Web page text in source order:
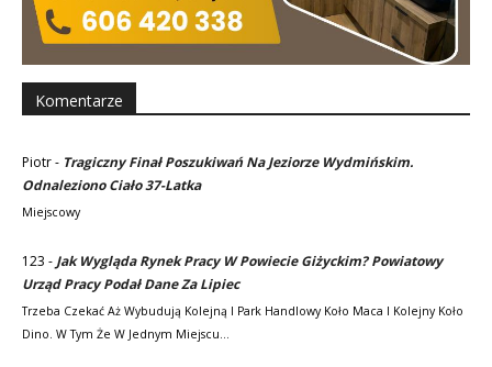
Komentarze
Piotr- Tragiczny Finał Poszukiwań Na Jeziorze Wydmińskim.
Odnaleziono Ciało 37-Latka
Miejscowy
123 - Jak Wygląda Rynek Pracy W Powiecie Giżyckim? Powiatowy
Urząd Pracy Podał Dane Za Lipiec
Trzeba Czekać Aż Wybudują Kolejną I Park Handlowy Koło Maca I Kolejny Koło
Dino. W Tym Że W Jednym Miejscu…